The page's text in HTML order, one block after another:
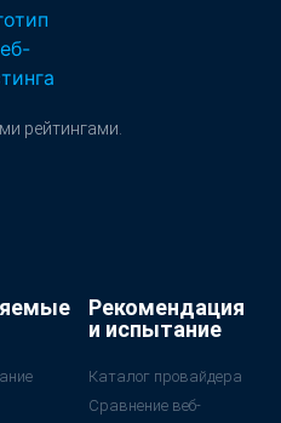
рейтингами.
Рекомендация
и испытание
Каталог провайдера
Сравнение веб-